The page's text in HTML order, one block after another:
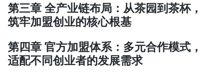
第三章 全产业链布局：从茶园到茶杯，
筑牢加盟创业的核心根基
第四章 官方加盟体系：多元合作模式，
适配不同创业者的发展需求